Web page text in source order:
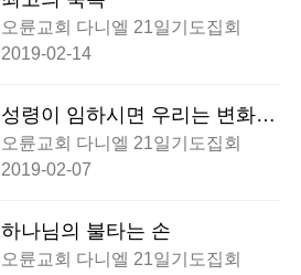
오륜교회 다니엘 21일기도집회
2019-02-14
성령이 임하시면 우리는 변화됩
니다
오륜교회 다니엘 21일기도집회
2019-02-07
하나님의 불타는 손
오륜교회 다니엘 21일기도집회